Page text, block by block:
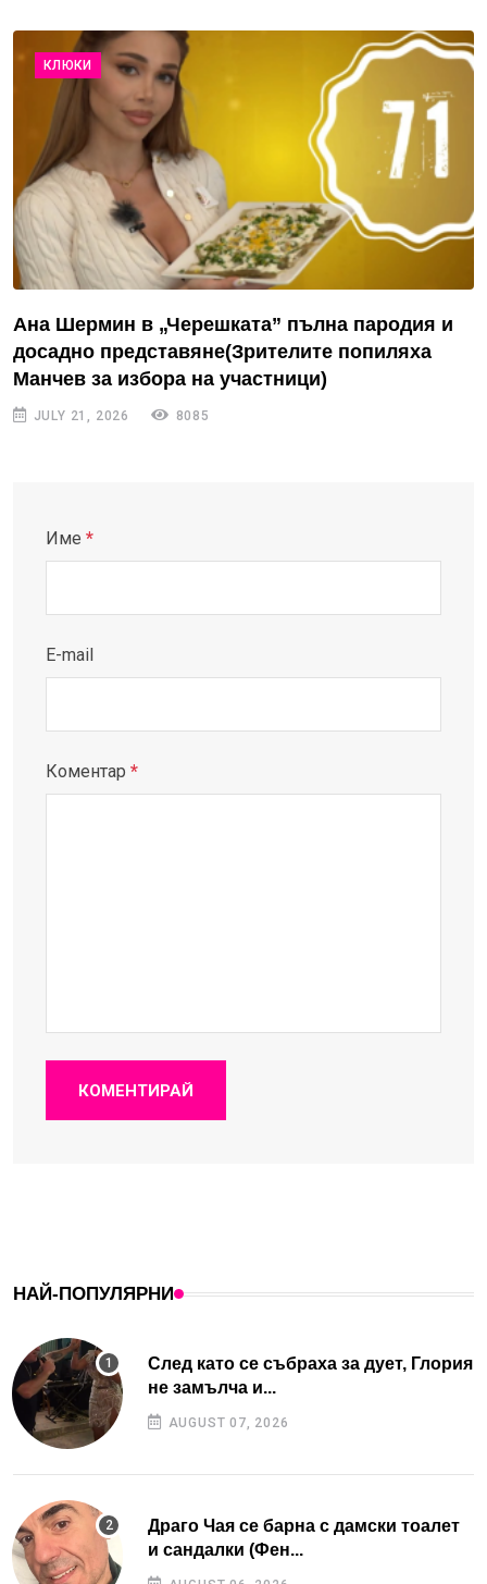
КЛЮКИ
Ана Шермин в „Черешката” пълна пародия и
досадно представяне(Зрителите попиляха
Манчев за избора на участници)
JULY 21, 2026 8085
Име *
E-mail
Коментар *
КОМЕНТИРАЙ
НАЙ-ПОПУЛЯРНИ
След като се събраха за дует, Глория
не замълча и...
AUGUST 07, 2026
Драго Чая се барна с дамски тоалет
и сандалки (Фен...